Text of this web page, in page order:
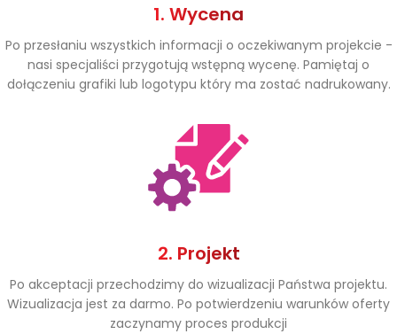
1. Wycena
Po przesłaniu wszystkich informacji o oczekiwanym projekcie -
nasi specjaliści przygotują wstępną wycenę. Pamiętaj o
dołączeniu grafiki lub logotypu który ma zostać nadrukowany.
2. Projekt
Po akceptacji przechodzimy do wizualizacji Państwa projektu.
Wizualizacja jest za darmo. Po potwierdzeniu warunków oferty
zaczynamy proces produkcji